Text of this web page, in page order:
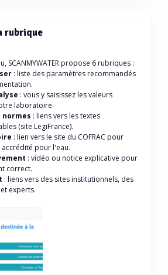
rubrique
SCANMYWATER propose 6 rubriques :
: liste des paramètres recommandés
: vous y saisissez les valeurs
laboratoire.
: liens vers les textes
(site LegiFrance).
: lien vers le site du COFRAC pour
pour l'eau.
: vidéo ou notice explicative pour
correct.
: liens vers des sites institutionnels, des
experts.